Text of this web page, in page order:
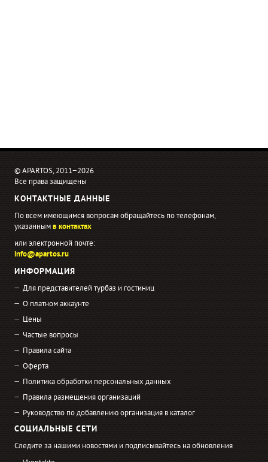
© APARTOS, 2011−2026
Все права защищены
КОНТАКТНЫЕ ДАННЫЕ
По всем имеющимся вопросам обращайтесь по телефонам,
указаннымв контактах
или электронной почте:
info@apartos.ru
ИНФОРМАЦИЯ
Для представителей турбаз и гостиниц
О платном аккаунте
Цены
Частые вопросы
Правила сайта
Оферта
Политика обработки персональных данных
Правила размещения организаций
Руководство по добавлению организация в каталог
СОЦИАЛЬНЫЕ СЕТИ
Следите за нашими новостями и подписывайтесь на обновления